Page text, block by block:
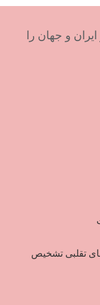
و جهان را
تقلبی تشخیص